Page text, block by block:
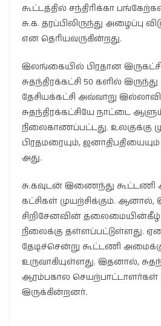
கூட்டத்தில் சந்திரிக்கா
சு.க. தரப்பிலிருந்து அழைப்பு
என தெரியவருகின்றது.
இலங்கையில் பிரதான
சுதந்திரக்கட்சி 50 களில்
தேசியக்கட்சி அவ்வாறு
சுதந்திரக்கட்சியே நாட்டை
நிலைகாணப்பட்டது. உலகுக்கு
பிரதமரையும்,
அது.
சு.கவுடன் இணைந்து
கட்சிகள் முயற்சிக்கும். ஆனால்,
சிறிசேனவின் தலைமையின்கீழ்
நிலைக்கு தள்ளப்பட்டுள்ளது.
தேடிச்சென்று கூட்டணி
உருவாகியுள்ளது. இதனால்,
ஆரம்பகால செயற்பாட்டாளர்கள்
இருக்கின்றனர்.